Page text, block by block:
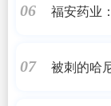
06
福安药业
07
被刺的哈